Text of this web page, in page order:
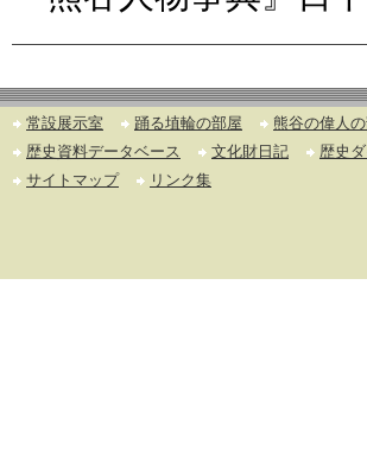
常設展示室 踊る埴輪の部屋 熊谷の偉人
歴史資料データベース
文化財日記 歴史
サイトマップ
リンク集